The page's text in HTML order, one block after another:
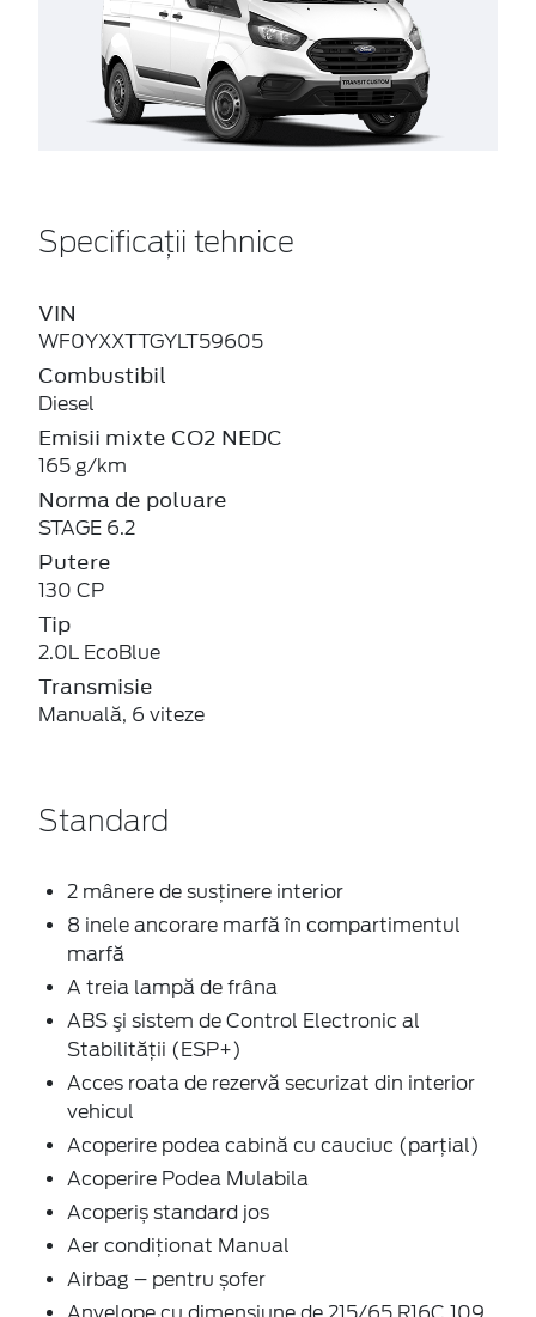
Specificații tehnice
VIN
WF0YXXTTGYLT59605
Combustibil
Diesel
Emisii mixte CO2 NEDC
165 g/km
Norma de poluare
STAGE 6.2
Putere
130 CP
Tip
2.0L EcoBlue
Transmisie
Manuală, 6 viteze
Standard
2 mânere de susţinere interior
8 inele ancorare marfă în compartimentul
marfă
A treia lampă de frâna
ABS şi sistem de Control Electronic al
Stabilității (ESP+)
Acces roata de rezervă securizat din interior
vehicul
Acoperire podea cabină cu cauciuc (parțial)
Acoperire Podea Mulabila
Acoperiș standard jos
Aer condiţionat Manual
Airbag – pentru șofer